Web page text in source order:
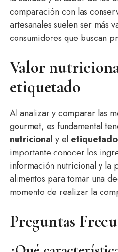
comparación con las
artesanales suelen ser más
consumidores que buscan
Valor
etiquetado
Al analizar y comparar las
gourmet, es fundamental
nutricional y el etiquetado
importante conocer los
información nutricional y la
alimentos para tomar una
momento de realizar la
Preguntas